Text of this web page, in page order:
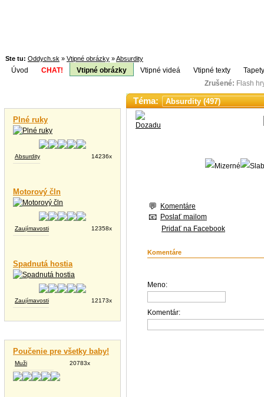
Ste tu: Oddych.sk » Vtipné obrázky »Absurdity
Úvod CHAT! Vtipné obrázky Vtipné videá Vtipné texty
Zrušené: Flash
Plné ruky
Absurdity 14236x
Motorový čln
Zaujímavosti 12358x
Spadnutá hostia
Zaujímavosti 12173x
Poučenie pre všetky baby!
Muži 20783x
Téma:
Komentáre
Poslať mailom
Pridať na Facebook
Komentáre
Meno:
Komentár: